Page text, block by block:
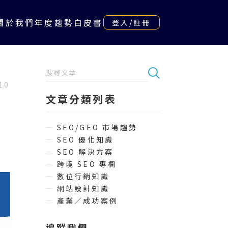
於我們年度趨勢白皮書 登入/註冊
文章分類列表
SEO/GEO 市場趨勢
SEO 優化知識
SEO 解決方案
跨境 SEO 專欄
數位行銷知識
網站設計知識
產業／成功案例